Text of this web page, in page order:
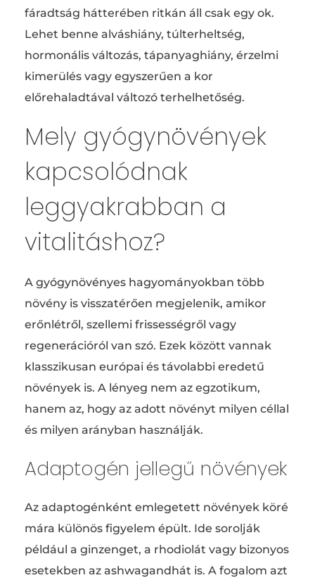
fáradtság hátterében ritkán áll csak egy ok.
Lehet benne alváshiány, túlterheltség,
hormonális változás, tápanyaghiány, érzelmi
kimerülés vagy egyszerűen a kor
előrehaladtával változó terhelhetőség.
Mely gyógynövények
kapcsolódnak
leggyakrabban a
vitalitáshoz?
A gyógynövényes hagyományokban több
növény is visszatérően megjelenik, amikor
erőnlétről, szellemi frissességről vagy
regenerációról van szó. Ezek között vannak
klasszikusan európai és távolabbi eredetű
növények is. A lényeg nem az egzotikum,
hanem az, hogy az adott növényt milyen céllal
és milyen arányban használják.
Adaptogén jellegű növények
Az adaptogénként emlegetett növények köré
mára különös figyelem épült. Ide sorolják
például a ginzenget, a rhodiolát vagy bizonyos
esetekben az ashwagandhát is. A fogalom azt